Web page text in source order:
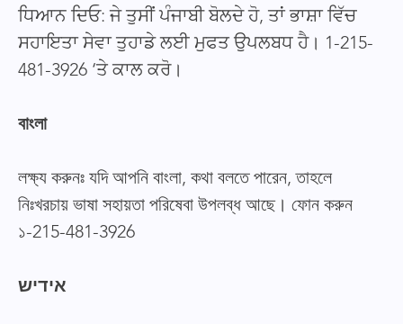
ਧਿਆਨ ਦਿਓ: ਜੇ ਤੁਸੀਂ ਪੰਜਾਬੀ ਬੋਲਦੇ ਹੋ, ਤਾਂ ਭਾਸ਼ਾ ਵਿੱਚ
ਸਹਾਇਤਾ ਸੇਵਾ ਤੁਹਾਡੇ ਲਈ ਮੁਫਤ ਉਪਲਬਧ ਹੈ। 1-215-
481-3926 ‘ਤੇ ਕਾਲ ਕਰੋ।
বাংলা
লক্ষ্য করুনঃ যদি আপনি বাংলা, কথা বলতে পারেন, তাহলে
নিঃখরচায় ভাষা সহায়তা পরিষেবা উপলব্ধ আছে। ফোন করুন
১-215-481-3926
אידיש